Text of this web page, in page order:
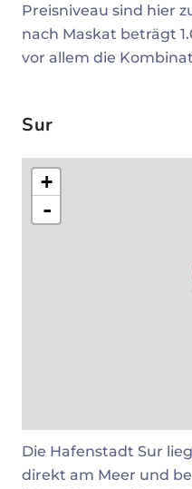
Preisniveau sind hier
nach Maskat beträgt
vor allem die
Sur
+
-
Die Hafenstadt Sur
direkt am Meer und